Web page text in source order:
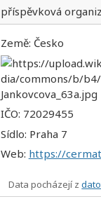
příspěvková
Země: Česko
IČO: 72029455
Sídlo: Praha 7
Web: https://
Data pocházejí z